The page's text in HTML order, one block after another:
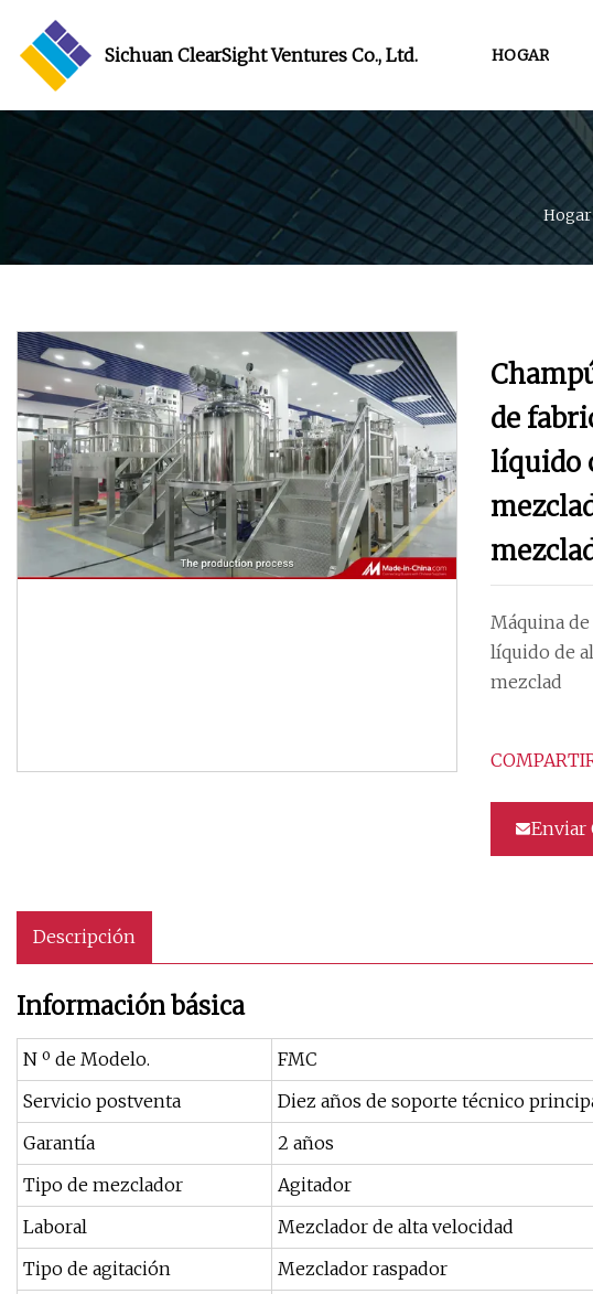
Sichuan ClearSight Ventures Co., Ltd. HOGAR
Hogar
de
líquido
Máquina
líquido de
mezclad
Enviar
Descripción
Información básica
N º de Modelo.
FMC
Servicio postventa
Diez años de soporte técnico
Garantía
2 años
Tipo de mezclador
Agitador
Laboral
Mezclador de alta velocidad
Tipo de agitación
Mezclador raspador